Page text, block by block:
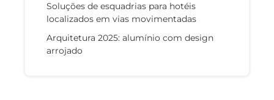
Soluções de esquadrias para hotéis
localizados em vias movimentadas
Arquitetura 2025: alumínio com design
arrojado